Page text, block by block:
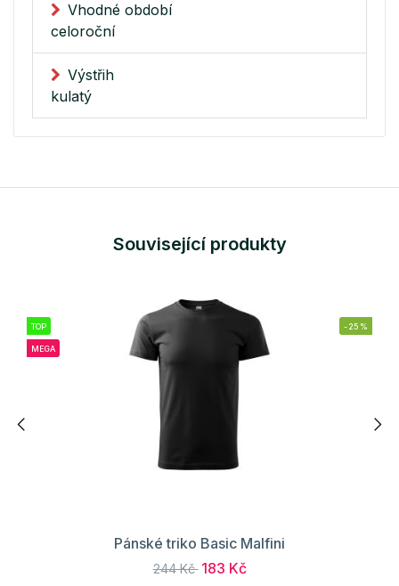
Vhodné období
celoroční
Výstřih
kulatý
Související produkty
TOP
MEGA
-25%
Pánské triko Basic Malfini
244 Kč 183 Kč